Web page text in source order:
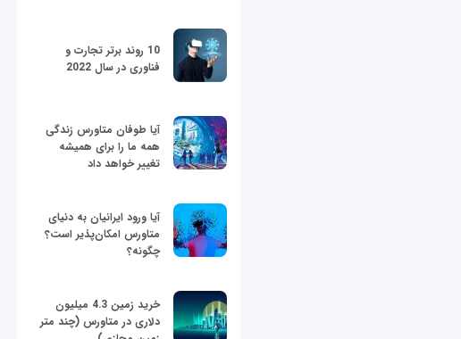
10 روند برتر تجارت و
فناوری در سال 2022
آیا طوفان متاورس زندگی
همه ما را برای همیشه
تغییر خواهد داد
آیا ورود ایرانیان به دنیای
متاورس امکان‌پذیر است؟
چگونه؟
خرید زمین 4.3 میلیون
دلاری در متاورس (چند متر